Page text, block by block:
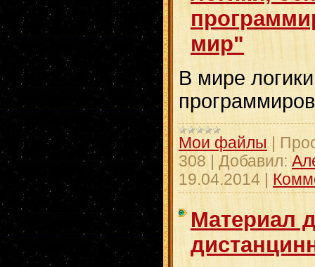
мир"
В мире
Мои файлы
308| Добавил:
19.04.2014
Материал